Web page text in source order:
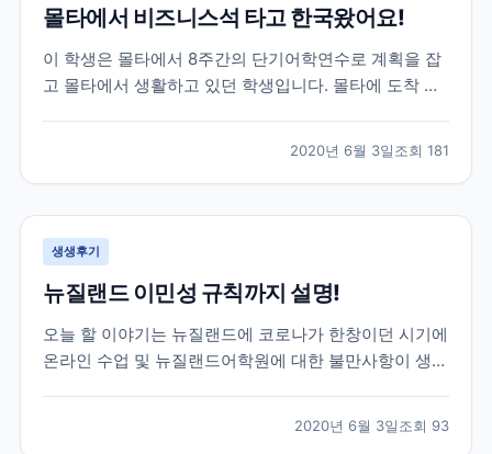
몰타에서 비즈니스석 타고 한국왔어요!
이 학생은 몰타에서 8주간의 단기어학연수로 계획을 잡
고 몰타에서 생활하고 있던 학생입니다. 몰타에 도착 후
코로나로 인한 공항 폐쇄 등의 소식등을 전하게 되었는
데요! 이 학생은 학업을 잠시 멈추고 한국으로 돌아오기
로...
2020년 6월 3일조회 181
생생후기
뉴질랜드 이민성 규칙까지 설명!
오늘 할 이야기는 뉴질랜드에 코로나가 한창이던 시기에
온라인 수업 및 뉴질랜드어학원에 대한 불만사항이 생겼
다. 이 학생은 뉴질랜드어학연수 6개월을 계획하고 떠난
2020년 6월 3일조회 93